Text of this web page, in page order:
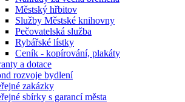
Městský hřbitov
Služby Městské knihovny
Pečovatelská služba
Rybářské lístky
Ceník - kopírování, plakáty
a dotace
rozvoje bydlení
zakázky
sbírky s garancí města